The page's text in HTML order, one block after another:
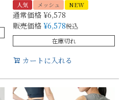
人気 メッシュ NEW
通常価格 ¥6,578
販売価格 ¥6,578税込
在庫切れ
カートに入れる